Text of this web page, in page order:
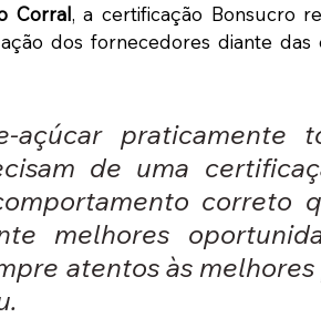
Corral, a certificação Bonsucro
dos fornecedores diante das
açúcar praticamente
de uma
correto
melhores
atentos às